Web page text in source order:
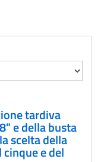
tardiva
e della busta
scelta della
e del